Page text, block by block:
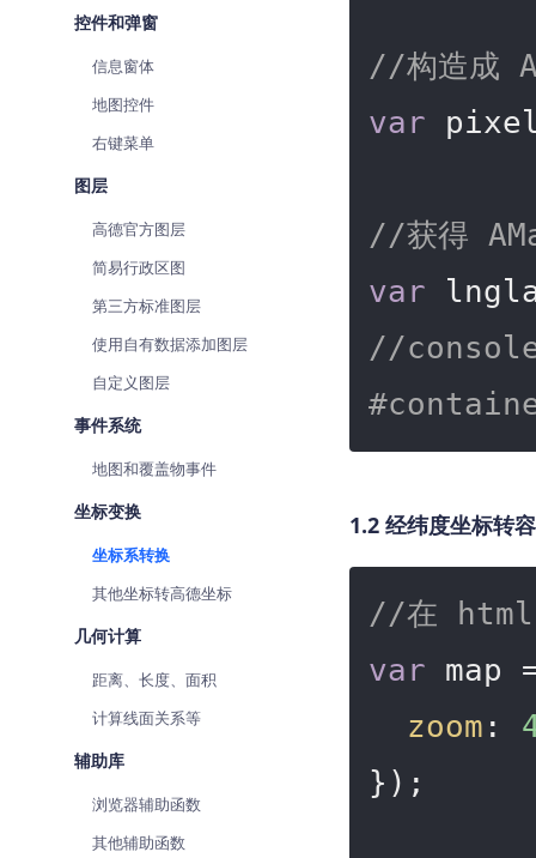
控件和弹窗
信息窗体
地图控件
右键菜单
图层
高德官方图层
简易行政区图
第三方标准图层
使用自有数据添加图层
自定义图层
事件系统
地图和覆盖物事件
坐标变换
坐标系转换
其他坐标转高德坐标
几何计算
距离、长度、面积
计算线面关系等
辅助库
浏览器辅助函数
其他辅助函数
//构造成
var
//获得
var
//
1.2 经纬度坐标转
//在 html
var map
zoom :
});